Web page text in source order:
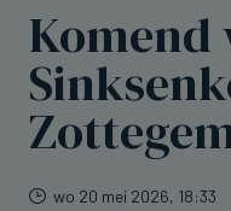
Komend
wo 20 mei 2026, 18:33